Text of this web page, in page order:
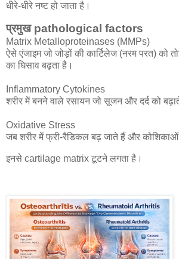
धीरे-धीरे नष्ट हो जाता है।
प्रमुख pathological factors
Matrix Metalloproteinases (MMPs)
ऐसे एंजाइम जो जोड़ों की कार्टिलेज (नरम परत) को
का घिसाव बढ़ता है।
Inflammatory Cytokines
शरीर में बनने वाले रसायन जो सूजन और दर्द को
Oxidative Stress
जब शरीर में फ्री-रैडिकल बढ़ जाते हैं और
इनसे cartilage matrix टूटने लगता है।